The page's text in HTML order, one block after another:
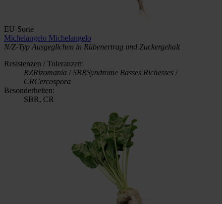
EU-Sorte
Michelangelo Michelangelo
N/Z-Typ Ausgeglichen in Rübenertrag und Zuckergehalt
Resistenzen / Toleranzen:
RZRizomania / SBRSyndrome Basses Richesses /
CRCercospora
Besonderheiten:
SBR, CR